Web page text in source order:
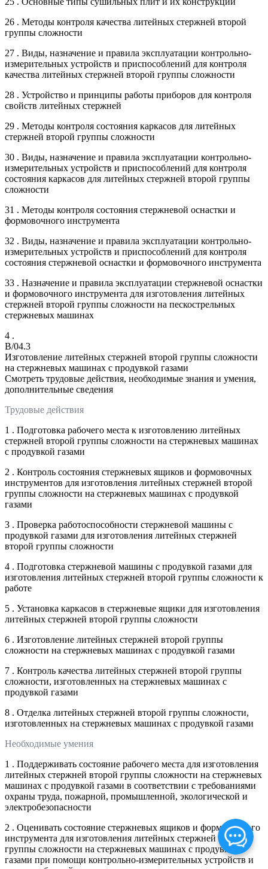
26 . Методы контроля качества литейных стержней второй
группы сложности
27 . Виды, назначение и правила эксплуатации контрольно-
измерительных устройств и приспособлений для контроля
качества литейных стержней второй группы сложности
28 . Устройство и принципы работы приборов для контроля
свойств литейных стержней
29 . Методы контроля состояния каркасов для литейных
стержней второй группы сложности
30 . Виды, назначение и правила эксплуатации контрольно-
измерительных устройств и приспособлений для контроля
состояния каркасов для литейных стержней второй группы
сложности
31 . Методы контроля состояния стержневой оснастки и
формовочного инструмента
32 . Виды, назначение и правила эксплуатации контрольно-
измерительных устройств и приспособлений для контроля
состояния стержневой оснастки и формовочного инструмента
33 . Назначение и правила эксплуатации стержневой оснастки
и формовочного инструмента для изготовления литейных
стержней второй группы сложности на пескострельных
стержневых машинах
4 .
B/04.3
Изготовление литейных стержней второй группы сложности
на стержневых машинах с продувкой газами
Смотреть трудовые действия, необходимые знания и умения,
дополнительные сведения
Трудовые действия
1 . Подготовка рабочего места к изготовлению литейных
стержней второй группы сложности на стержневых машинах
с продувкой газами
2 . Контроль состояния стержневых ящиков и формовочных
инструментов для изготовления литейных стержней второй
группы сложности на стержневых машинах с продувкой
газами
3 . Проверка работоспособности стержневой машины с
продувкой газами для изготовления литейных стержней
второй группы сложности
4 . Подготовка стержневой машины с продувкой газами для
изготовления литейных стержней второй группы сложности к
работе
5 . Установка каркасов в стержневые ящики для изготовления
литейных стержней второй группы сложности
6 . Изготовление литейных стержней второй группы
сложности на стержневых машинах с продувкой газами
7 . Контроль качества литейных стержней второй группы
сложности, изготовленных на стержневых машинах с
продувкой газами
8 . Отделка литейных стержней второй группы сложности,
изготовленных на стержневых машинах с продувкой газами
Необходимые умения
1 . Поддерживать состояние рабочего места для изготовления
литейных стержней второй группы сложности на стержневых
машинах с продувкой газами в соответствии с требованиями
охраны труда, пожарной, промышленной, экологической и
электробезопасности
2 . Оценивать состояние стержневых ящиков и формовочного
инструмента для изготовления литейных стержней второй
группы сложности на стержневых машинах с продувкой
газами при помощи контрольно-измерительных устройств и